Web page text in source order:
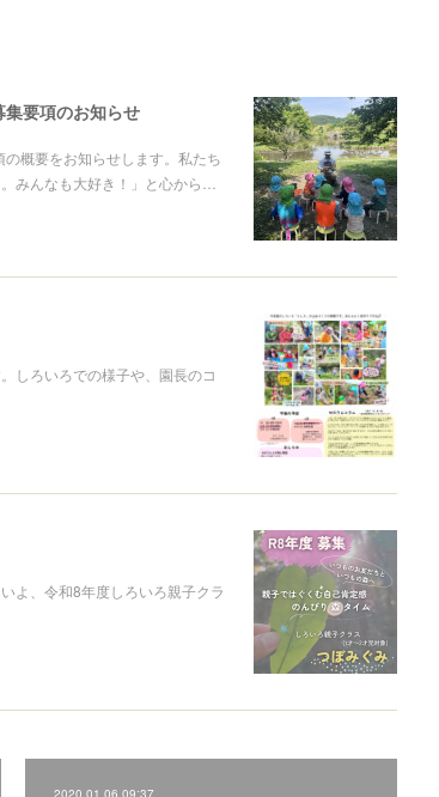
集要項のお知らせ
概要をお知らせします。私たち
みんなも大好き！」と心から…
しろいろでの様子や、園長のコ
よ、令和8年度しろいろ親子クラ
2020.01.06 09:37